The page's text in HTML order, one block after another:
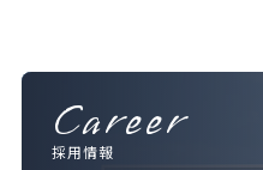
Career
採用情報